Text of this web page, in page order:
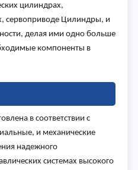
цилиндрах,
сервоприводе Цилиндры, и
делая ими одно больше
компоненты в
в соответствии с
и механические
надежного
системах высокого